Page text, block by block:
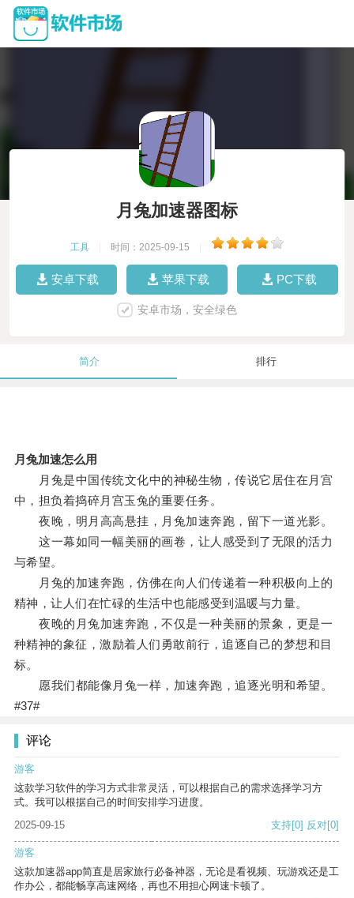
月兔加速器图标
工具 时间：2025-09-15
安卓下载 苹果下载 PC下载
安卓市场，安全绿色
简介 排行
月兔加速怎么用
月兔是中国传统文化中的神秘生物，传说它居住在月宫
中，担负着捣碎月宫玉兔的重要任务。
夜晚，明月高高悬挂，月兔加速奔跑，留下一道光影。
这一幕如同一幅美丽的画卷，让人感受到了无限的活力
与希望。
月兔的加速奔跑，仿佛在向人们传递着一种积极向上的
精神，让人们在忙碌的生活中也能感受到温暖与力量。
夜晚的月兔加速奔跑，不仅是一种美丽的景象，更是一
种精神的象征，激励着人们勇敢前行，追逐自己的梦想和目
标。
愿我们都能像月兔一样，加速奔跑，追逐光明和希望。
#37#
评论
游客
这款学习软件的学习方式非常灵活，可以根据自己的需求选择学习方
式。我可以根据自己的时间安排学习进度。
2025-09-15
支持[0] 反对[0]
游客
这款加速器app简直是居家旅行必备神器，无论是看视频、玩游戏还是工
作办公，都能畅享高速网络，再也不用担心网速卡顿了。